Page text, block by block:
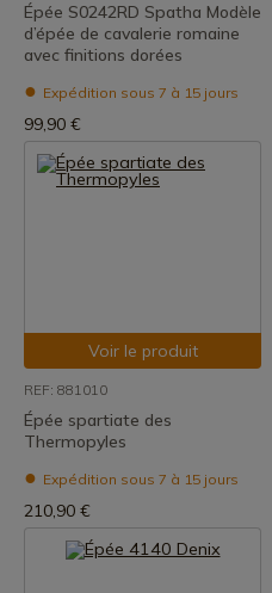
Épée S0242RD Spatha Modèle
d’épée de cavalerie romaine
avec finitions dorées
Expédition sous 7 à 15 jours
99,90 €
Voir le produit
REF: 881010
Épée spartiate des
Thermopyles
Expédition sous 7 à 15 jours
210,90 €